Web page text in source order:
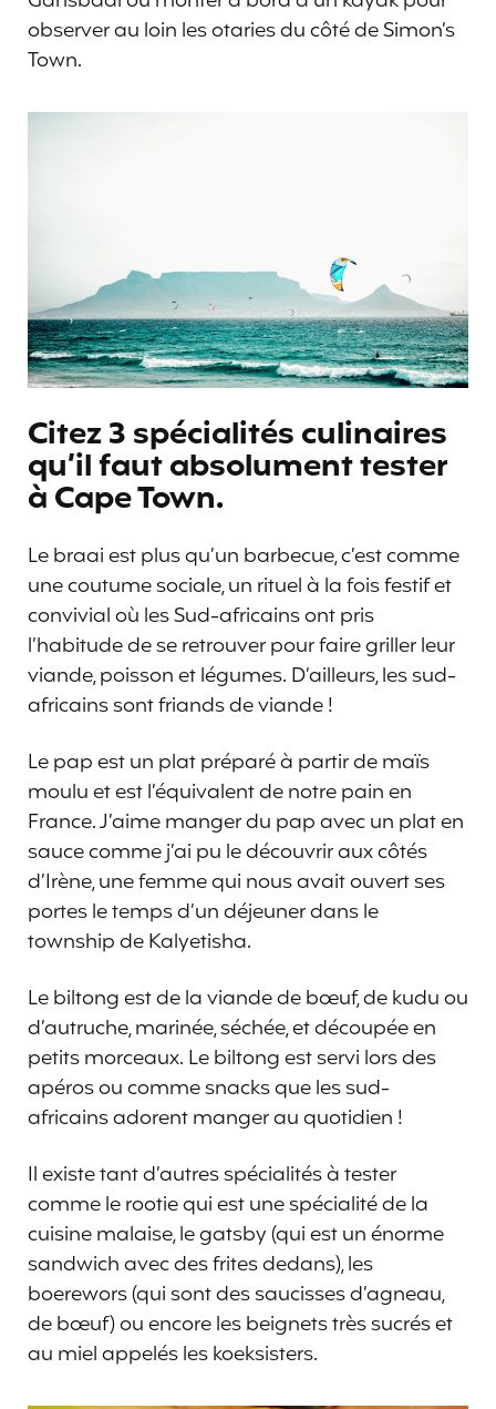
observer au loin les otaries du côté de Simon’s
Town.
Citez 3 spécialités culinaires
qu’il faut absolument tester
à Cape Town.
Le braai est plus qu’un barbecue, c’est comme
une coutume sociale, un rituel à la fois festif et
convivial où les Sud-africains ont pris
l’habitude de se retrouver pour faire griller leur
viande, poisson et légumes. D’ailleurs, les sud-
africains sont friands de viande !
Le pap est un plat préparé à partir de maïs
moulu et est l’équivalent de notre pain en
France. J’aime manger du pap avec un plat en
sauce comme j’ai pu le découvrir aux côtés
d’Irène, une femme qui nous avait ouvert ses
portes le temps d’un déjeuner dans le
township de Kalyetisha.
Le biltong est de la viande de bœuf, de kudu ou
d’autruche, marinée, séchée, et découpée en
petits morceaux. Le biltong est servi lors des
apéros ou comme snacks que les sud-
africains adorent manger au quotidien !
Il existe tant d’autres spécialités à tester
comme le rootie qui est une spécialité de la
cuisine malaise, le gatsby (qui est un énorme
sandwich avec des frites dedans), les
boerewors (qui sont des saucisses d’agneau,
de bœuf) ou encore les beignets très sucrés et
au miel appelés les koeksisters.